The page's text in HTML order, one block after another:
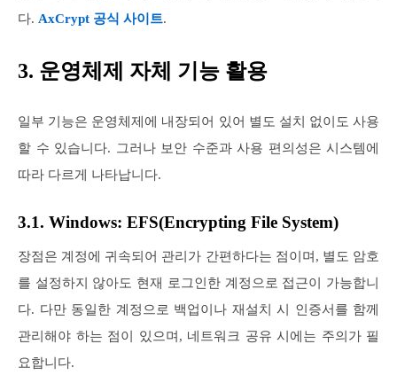
다. AxCrypt 공식 사이트.
3. 운영체제 자체 기능 활용
일부 기능은 운영체제에 내장되어 있어 별도 설치 없이도 사용
할 수 있습니다. 그러나 보안 수준과 사용 편의성은 시스템에
따라 다르게 나타납니다.
3.1. Windows: EFS(Encrypting File System)
장점은 계정에 귀속되어 관리가 간편하다는 점이며, 별도 암호
를 설정하지 않아도 현재 로그인한 계정으로 접근이 가능합니
다. 다만 동일한 계정으로 백업이나 재설치 시 인증서를 함께
관리해야 하는 점이 있으며, 네트워크 공유 시에는 주의가 필
요합니다.